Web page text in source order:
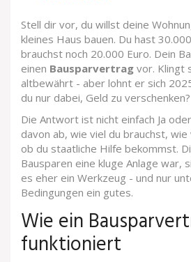
Stell dir vor, du willst deine
kleines Haus bauen. Du hast
brauchst noch 20.000 Euro. Dein
einen Bausparvertrag vor. Klingt
altbewährt - aber lohnt er sich
du nur dabei, Geld zu verschenken?
Die Antwort ist nicht einfach Ja
davon ab, wie viel du brauchst,
ob du staatliche Hilfe bekommst.
Bausparen eine kluge Anlage war,
es eher ein Werkzeug - und nur
Bedingungen ein gutes.
Wie ein
funktioniert